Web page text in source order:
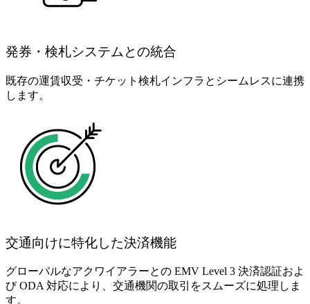
発券・検札システムとの統合
既存の運賃収受・チケット検札インフラとシームレスに連携
します。
交通向けに特化した決済機能
グローバルなアクワイアラーとの EMV Level 3 決済認証およ
び ODA 対応により、交通機関の取引をスムーズに処理しま
す。